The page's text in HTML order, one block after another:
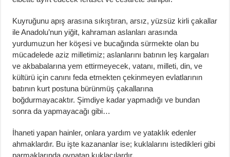
Kuyruğunu apış arasına sıkıştıran, arsız, yüzsüz kirli çakallar
ile Anadolu’nun yiğit, kahraman aslanları arasında
yurdumuzun her köşesi ve bucağında sürmekte olan bu
mücadelede aziz milletimiz; aslanlarını batının leş kargaları
ve akbabalarına yem ettirmeyecek, vatanı, milleti, din, ve
kültürü için canını feda etmekten çekinmeyen evlatlarının
batının kurt postuna bürünmüş çakallarına
boğdurmayacaktır. Şimdiye kadar yapmadığı ve bundan
sonra da yapmayacağı gibi…
İhaneti yapan hainler, onlara yardım ve yataklık edenler
ahmaklardır. Bu işte kazananlar ise; kuklalarını istedikleri gibi